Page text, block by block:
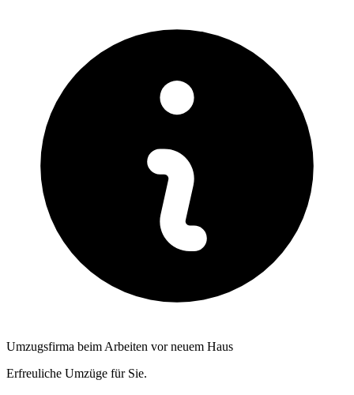
Umzugsfirma beim Arbeiten vor neuem Haus
Erfreuliche Umzüge für Sie.